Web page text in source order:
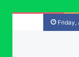
Friday,